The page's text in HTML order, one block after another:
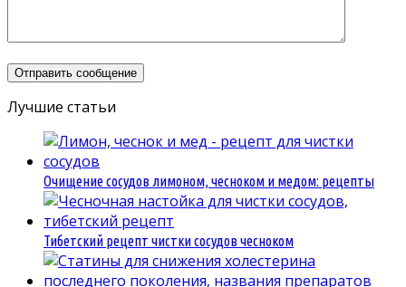
Лучшие статьи
Очищение сосудов лимоном, чесноком и медом: рецепты
Тибетский рецепт чистки сосудов чесноком